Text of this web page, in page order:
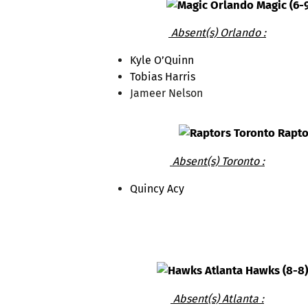
Orlando Magic (6-
Absent(s) Orlando :
Kyle O’Quinn
Tobias Harris
Jameer Nelson
Toronto
Absent(s) Toronto :
Quincy Acy
Atlanta Hawks (8-
Absent(s) Atlanta :